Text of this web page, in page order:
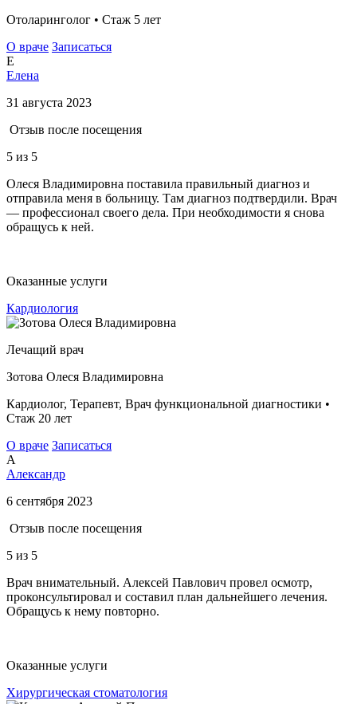
Отоларинголог • Стаж 5 лет
О враче Записаться
Е
Елена
31 августа 2023
Отзыв после посещения
5 из 5
Олеся Владимировна поставила правильный диагноз и
отправила меня в больницу. Там диагноз подтвердили. Врач
— профессионал своего дела. При необходимости я снова
обращусь к ней.
Оказанные услуги
Кардиология
Лечащий врач
Зотова Олеся Владимировна
Кардиолог, Терапевт, Врач функциональной диагностики •
Стаж 20 лет
О враче Записаться
А
Александр
6 сентября 2023
Отзыв после посещения
5 из 5
Врач внимательный. Алексей Павлович провел осмотр,
проконсультировал и составил план дальнейшего лечения.
Обращусь к нему повторно.
Оказанные услуги
Хирургическая стоматология